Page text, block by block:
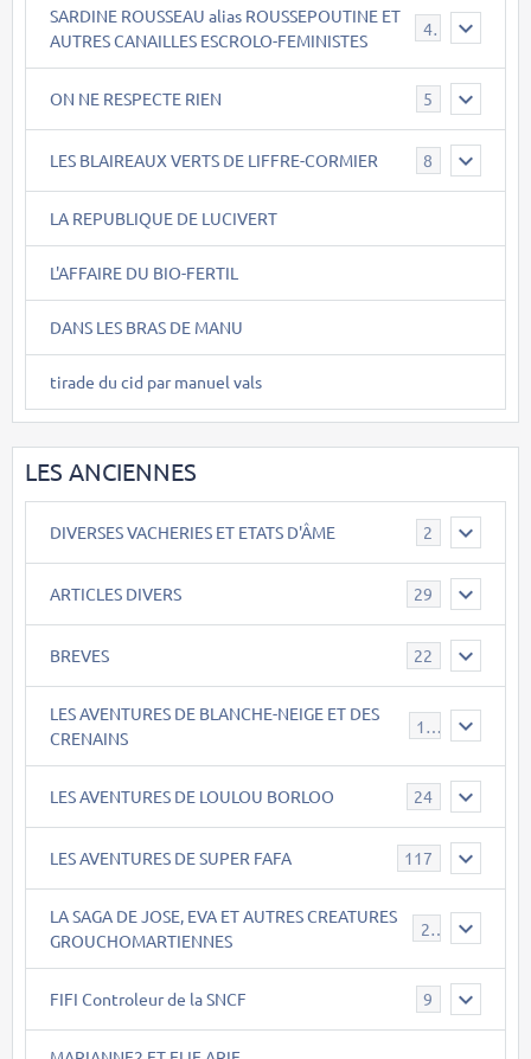
SARDINE ROUSSEAU alias ROUSSEPOUTINE ET
AUTRES CANAILLES ESCROLO-FEMINISTES
40
ON NE RESPECTE RIEN 5
LES BLAIREAUX VERTS DE LIFFRE-CORMIER 8
LA REPUBLIQUE DE LUCIVERT
L'AFFAIRE DU BIO-FERTIL
DANS LES BRAS DE MANU
tirade du cid par manuel vals
LES ANCIENNES
DIVERSES VACHERIES ET ETATS D'ÂME 2
ARTICLES DIVERS 29
BREVES 22
LES AVENTURES DE BLANCHE-NEIGE ET DES
CRENAINS
17
LES AVENTURES DE LOULOU BORLOO 24
LES AVENTURES DE SUPER FAFA 117
LA SAGA DE JOSE, EVA ET AUTRES CREATURES
GROUCHOMARTIENNES
26
FIFI Controleur de la SNCF 9